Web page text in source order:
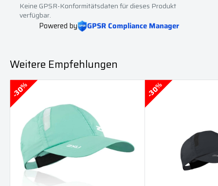
Keine GPSR-Konformitätsdaten für dieses Produkt
verfügbar.
Powered by GPSR Compliance Manager
Weitere Empfehlungen
30% 30%